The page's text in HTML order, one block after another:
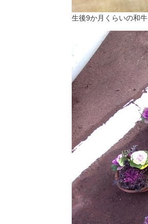
生後9か月くらいの和牛